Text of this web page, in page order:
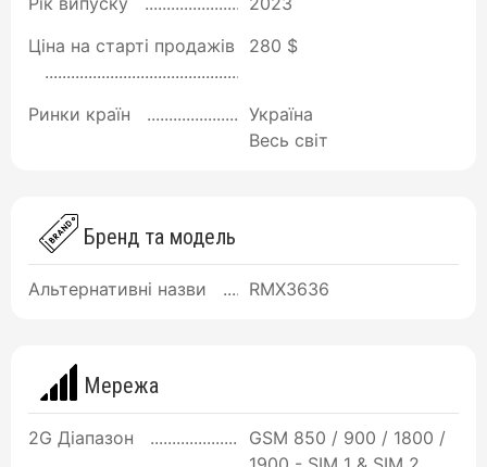
Ціна на старті продажів
280 $
Ринки країн
Україна
Весь світ
Бренд та модель
Альтернативні назви RMX3636
Мережа
2G Діапазон
GSM 850 / 900 / 1800 /